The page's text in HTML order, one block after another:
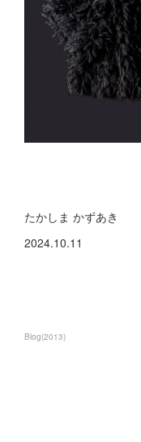
たかしま かずあき
2024.10.11
Blog(2013)